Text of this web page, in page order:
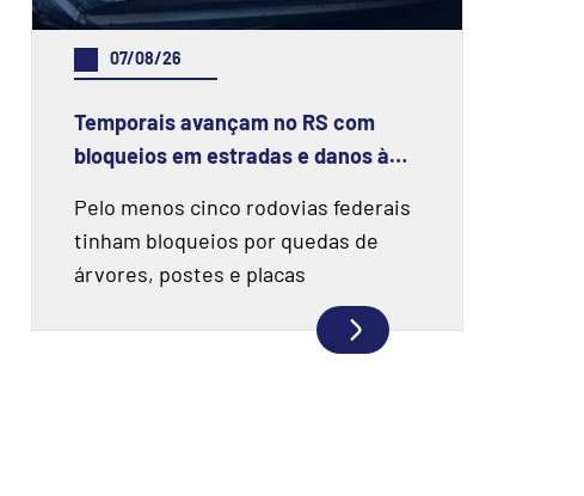
07/08/26
Temporais avançam no RS com
bloqueios em estradas e danos à
Cruz do Sul
Pelo menos cinco rodovias federais
tinham bloqueios por quedas de
árvores, postes e placas